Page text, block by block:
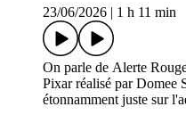
23/06/2026
1 h 11 min
On parle de Alerte
Pixar réalisé par Domee
étonnamment juste sur